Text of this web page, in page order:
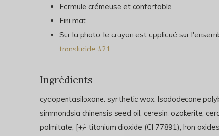
Formule crémeuse et confortable
Fini mat
Sur la photo, le crayon est appliqué sur
translucide #21
Ingrédients
cyclopentasiloxane, synthetic wax, lsododecane
simmondsia chinensis seed oil, ceresin, ozokerite,
palmitate, [+/- titanium dioxide (CI 77891), lron